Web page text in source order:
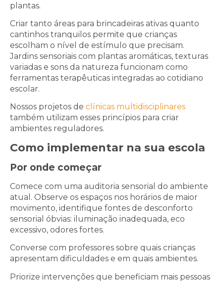
plantas.
Criar tanto áreas para brincadeiras ativas quanto
cantinhos tranquilos permite que crianças
escolham o nível de estímulo que precisam.
Jardins sensoriais com plantas aromáticas, texturas
variadas e sons da natureza funcionam como
ferramentas terapêuticas integradas ao cotidiano
escolar.
Nossos projetos de clínicas multidisciplinares
também utilizam esses princípios para criar
ambientes reguladores.
Como implementar na sua escola
Por onde começar
Comece com uma auditoria sensorial do ambiente
atual. Observe os espaços nos horários de maior
movimento, identifique fontes de desconforto
sensorial óbvias: iluminação inadequada, eco
excessivo, odores fortes.
Converse com professores sobre quais crianças
apresentam dificuldades e em quais ambientes.
Priorize intervenções que beneficiam mais pessoas